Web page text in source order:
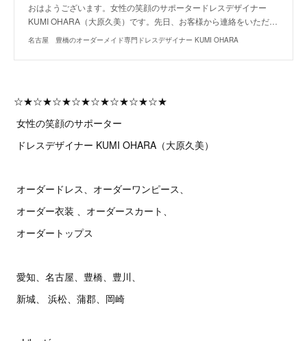
おはようございます。女性の笑顔のサポータードレスデザイナー
KUMI OHARA（大原久美）です。先日、お客様から連絡をいただ…
名古屋 豊橋のオーダーメイド専門ドレスデザイナー KUMI OHARA
☆★☆★☆★☆★☆★☆★☆★☆★
女性の笑顔のサポーター
ドレスデザイナー KUMI OHARA（大原久美）
オーダードレス、オーダーワンピース、
オーダー衣装 、オーダースカート、
オーダートップス
愛知、名古屋、豊橋、豊川、
新城、 浜松、蒲郡、岡崎